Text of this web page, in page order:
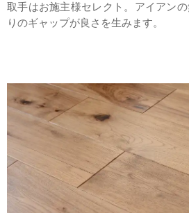
取手はお施主様セレクト。アイアン
りのギャップが良さを生みます。